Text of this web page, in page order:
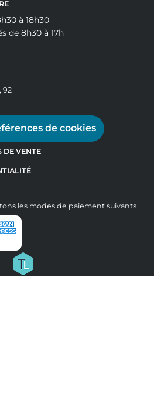
à 18h30
de 8h30 à 17h
92
de cookies
DE VENTE
les modes de paiement suivants